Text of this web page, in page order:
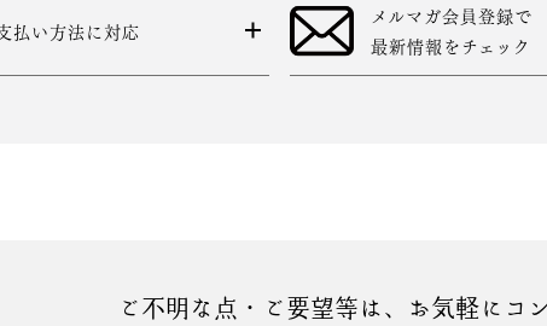
払い方法に対応
メルマガ会員登録で
最新情報をチェック
ご不明な点・ご要望等は、お気軽にコ